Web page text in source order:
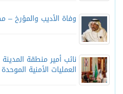
وفاة الأديب والمؤرخ
نائب أمير منطقة
العمليات الأمنية